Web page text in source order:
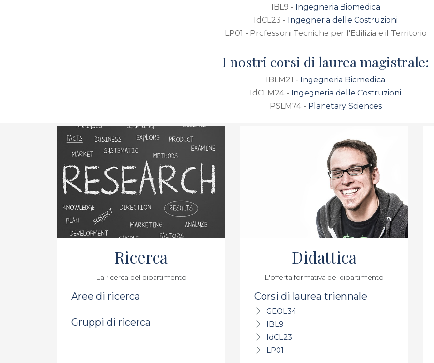
IBL9 - Ingegneria Biomedica
IdCL23 - Ingegneria delle Costruzioni
LP01 - Professioni Tecniche per l'Edilizia e il Territorio
I nostri corsi di laurea magistrale:
IBLM21 - Ingegneria Biomedica
IdCLM24 - Ingegneria delle Costruzioni
PSLM74 - Planetary Sciences
Ricerca
La ricerca del dipartimento
Aree di ricerca
Gruppi di ricerca
Didattica
L'offerta formativa del dipartimento
Corsi di laurea triennale
GEOL34
IBL9
IdCL23
LP01